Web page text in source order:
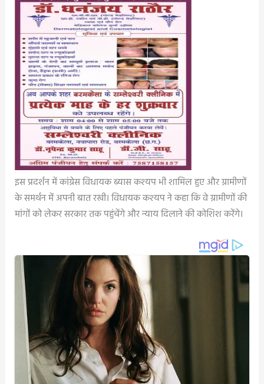
इस प्रदर्शन में कांग्रेस विधायक ब्यास कश्यप भी शामिल हुए और ग्रामीणों
के समर्थन में अपनी बात रखी। विधायक कश्यप ने कहा कि वे ग्रामीणों की
मांगों को लेकर सरकार तक पहुंचेंगे और न्याय दिलाने की कोशिश करेंगे।